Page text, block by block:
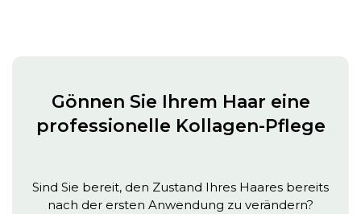
Gönnen Sie Ihrem Haar eine
professionelle Kollagen-Pflege
Sind Sie bereit, den Zustand Ihres Haares bereits
nach der ersten Anwendung zu verändern?